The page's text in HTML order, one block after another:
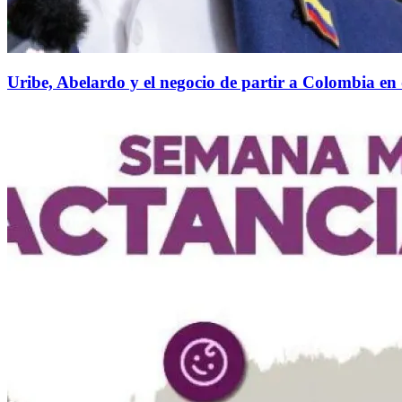
Uribe, Abelardo y el negocio de partir a Colombia en